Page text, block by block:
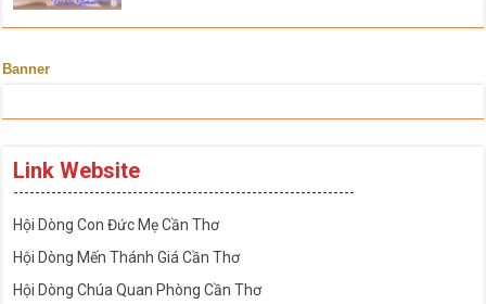
Banner
Link Website
---------------------------------------------------------------
Hội Dòng Con Đức Mẹ Cần Thơ
Hội Dòng Mến Thánh Giá Cần Thơ
Hội Dòng Chúa Quan Phòng Cần Thơ